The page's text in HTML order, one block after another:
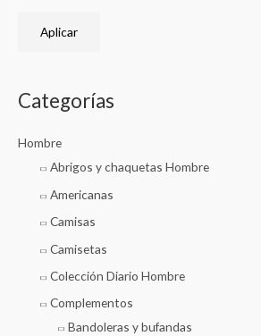
Aplicar
Categorías
Hombre
Abrigos y chaquetas Hombre
Americanas
Camisas
Camisetas
Colección Diario Hombre
Complementos
Bandoleras y bufandas